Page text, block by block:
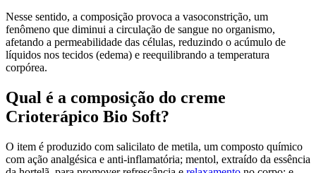
Nesse sentido, a composição provoca a vasoconstrição, um
fenômeno que diminui a circulação de sangue no organismo,
afetando a permeabilidade das células, reduzindo o acúmulo de
líquidos nos tecidos (edema) e reequilibrando a temperatura
corpórea.
Qual é a composição do creme
Crioterápico Bio Soft?
O item é produzido com salicilato de metila, um composto químico
com ação analgésica e anti-inflamatória; mentol, extraído da essência